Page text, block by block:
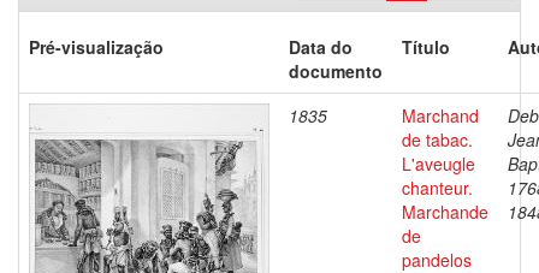
Pré-visualização
Data do
documento
Título
1835
Marchand
de tabac.
L'aveugle
chanteur.
Marchande
de
pandelos